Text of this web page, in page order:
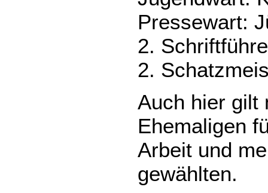
Pressewart:
2.
2.
Auch hier gilt
Ehemaligen
Arbeit und
gewählten.